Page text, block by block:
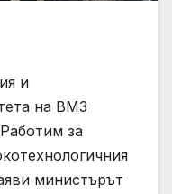
и
на ВМЗ
за
министърът